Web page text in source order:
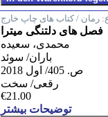
رمان / کتاب های چاپ خارج
فصل های دلتنگی میترا
محمدی، سعیده
باران/ سوئد
ص. 405/ اول 2018
رقعی/ سخت
€21.00
توضیحات بیشتر